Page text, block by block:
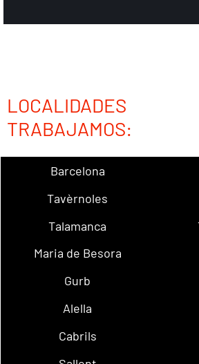
TRABAJAMOS:
Barcelona
Tavèrnoles
Talamanca
Maria de Besora
Gurb
Alella
Cabrils